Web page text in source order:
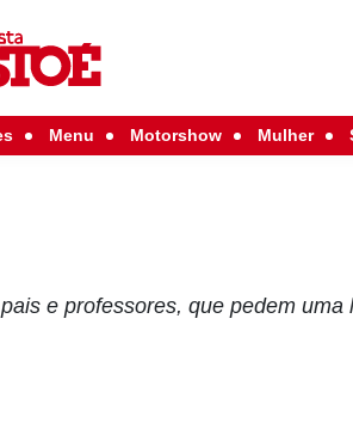
Menu Motorshow Mulher
e professores, que pedem uma